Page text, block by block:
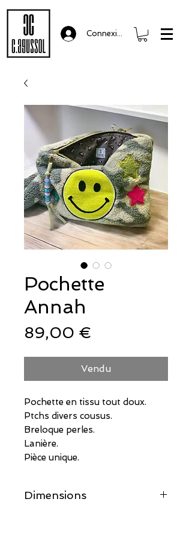
Connexion
Pochette
Annah
89,00 €
Vendu
Pochette en tissu tout doux.
Ptchs divers cousus.
Breloque perles.
Lanière.
Pièce unique.
Dimensions